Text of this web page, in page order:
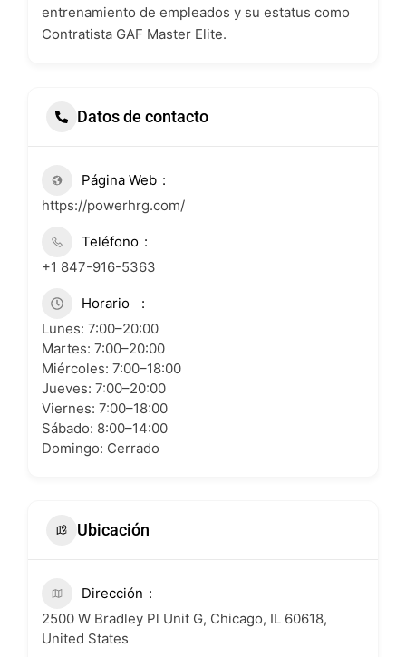
entrenamiento de empleados y su estatus como
Contratista GAF Master Elite.
Datos de contacto
Página Web
https://powerhrg.com/
Teléfono
+1 847-916-5363
Horario
Lunes: 7:00–20:00
Martes: 7:00–20:00
Miércoles: 7:00–18:00
Jueves: 7:00–20:00
Viernes: 7:00–18:00
Sábado: 8:00–14:00
Domingo: Cerrado
Ubicación
Dirección
2500 W Bradley Pl Unit G, Chicago, IL 60618,
United States